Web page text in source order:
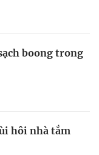
boong trong
hôi nhà tắm